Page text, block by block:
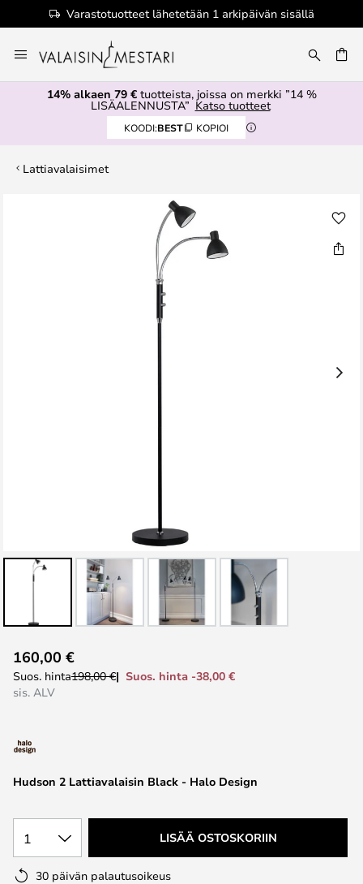
Varastotuotteet lähetetään 1 arkipäivän sisällä
to
Content
14% alkaen 79 €tuotteista, joissa on merkki ”14 %
LISÄALENNUSTA” Katso tuotteet
KOODI:BEST KOPIOI
Lattiavalaisimet
to
the
the
gallery
Hudson 2 Lattiavalaisin Black - Halo Design
160,00 €
Suos. hinta198,00 €
Suos. hinta -38,00 €
sis. ALV
1 LISÄÄ OSTOSKORIIN
30 päivän palautusoikeus